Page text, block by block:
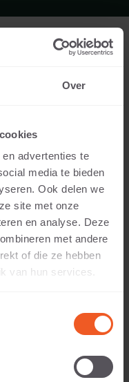
Over
advertenties te
media te bieden
Ook delen we
site met onze
en analyse. Deze
met andere
of die ze hebben
van hun services.
ELEMENT